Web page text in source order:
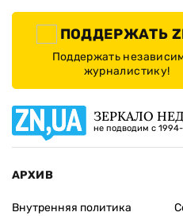
ПОДДЕРЖАТЬ
Поддержать
журналистику!
ЗЕРКАЛО
не подводим с 1994-
АРХИВ
Внутренняя политика